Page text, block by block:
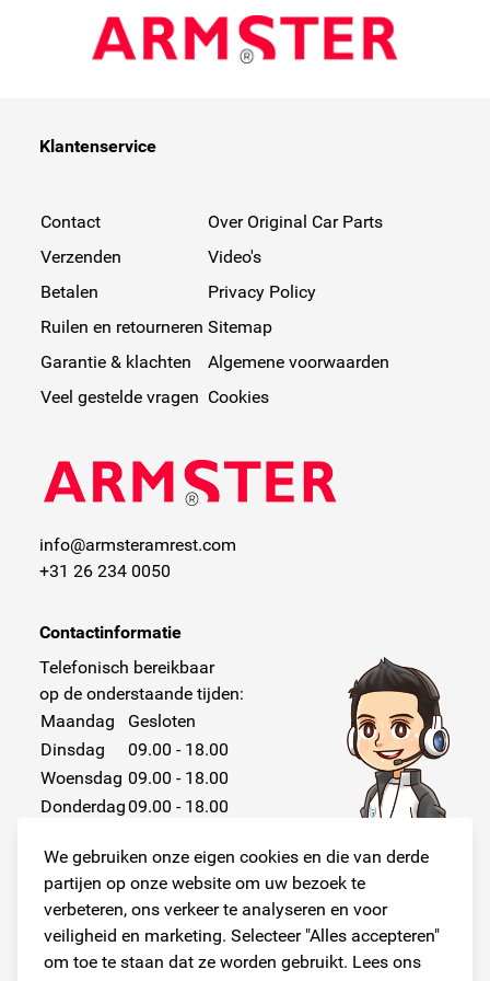
We gebruiken onze eigen cookies en die van derde
partijen op onze website om uw bezoek te
verbeteren, ons verkeer te analyseren en voor
veiligheid en marketing. Selecteer "Alles accepteren"
om toe te staan dat ze worden gebruikt. Lees ons
Klantenservice
Contact
Verzenden
Betalen
Ruilen en retourneren
Garantie & klachten
Veel gestelde vragen
Over Original Car Parts
Video's
Privacy Policy
Sitemap
Algemene voorwaarden
Cookies
info@armsteramrest.com
+31 26 234 0050
Contactinformatie
Telefonisch bereikbaar
op de onderstaande tijden:
Maandag
Gesloten
Dinsdag
09.00 - 18.00
Woensdag 09.00 - 18.00
Donderdag 09.00 - 18.00
Zaterdag
Gesloten
Zondag
Gesloten